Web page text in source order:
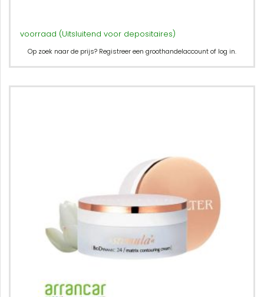
voorraad (Uitsluitend voor depositaires)
Op zoek naar de prijs? Registreer een groothandelaccount of log in.